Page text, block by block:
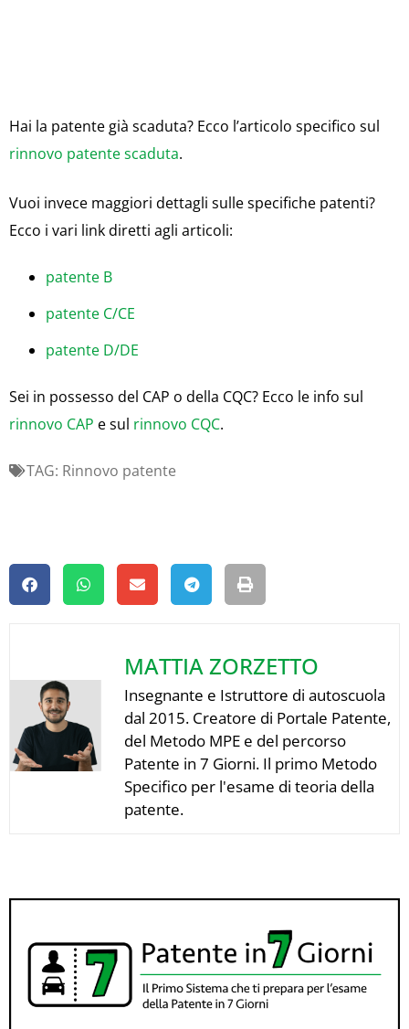
Hai la patente già scaduta? Ecco l’articolo specifico sul
rinnovo patente scaduta.
Vuoi invece maggiori dettagli sulle specifiche patenti?
Ecco i vari link diretti agli articoli:
patente B
patente C/CE
patente D/DE
Sei in possesso del CAP o della CQC? Ecco le info sul
rinnovo CAP e sul rinnovo CQC.
TAG: Rinnovo patente
MATTIA ZORZETTO
Insegnante e Istruttore di autoscuola
dal 2015. Creatore di Portale Patente,
del Metodo MPE e del percorso
Patente in 7 Giorni. Il primo Metodo
Specifico per l'esame di teoria della
patente.